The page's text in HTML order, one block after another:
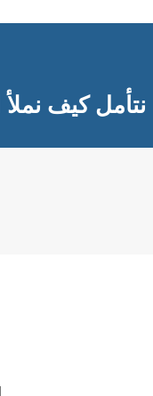
نتأمل كيف